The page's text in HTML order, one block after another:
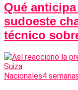
Qué
sudoeste
técnico
Nacionales4